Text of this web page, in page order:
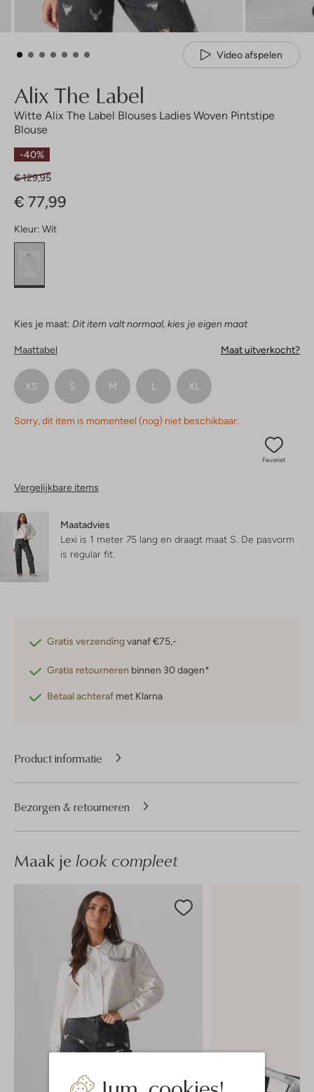
Video afspelen
Alix The Label
Witte Alix The Label Blouses Ladies Woven Pintstipe
Blouse
-40%
€ 129,95
€ 77,99
Kleur: Wit
Kies je maat: Dit item valt normaal, kies je eigen maat
Maattabel Maat uitverkocht?
XS S M L XL
Sorry, dit item is momenteel (nog) niet beschikbaar.
Favoriet
Vergelijkbare items
Maatadvies
Lexi is 1 meter 75 lang en draagt maat S. De pasvorm
is regular fit
Gratis verzendingvanaf €75,-
Gratis retourneren binnen 30 dagen*
Betaal achteraf met Klarna
Product informatie
Bezorgen & retourneren
Maak je look compleet